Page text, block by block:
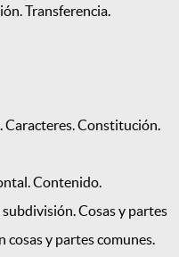
Transferencia.
Constitución.
Contenido.
Cosas y partes
cosas y partes comunes.